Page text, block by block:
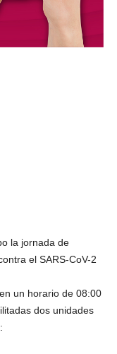
la jornada de
el SARS-CoV-2
un horario de 08:00
dos unidades